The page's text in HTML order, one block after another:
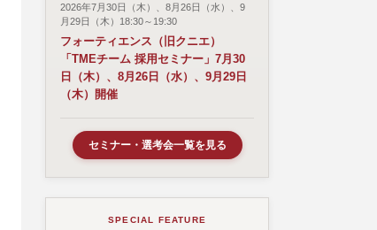
2026年7月30日（木）、8月26日（水）、9
月29日（木）18:30～19:30
フォーティエンス（旧クニエ）
「TMEチーム 採用セミナー」7月30
日（木）、8月26日（水）、9月29日
（木）開催
セミナー・選考会一覧を見る
SPECIAL FEATURE